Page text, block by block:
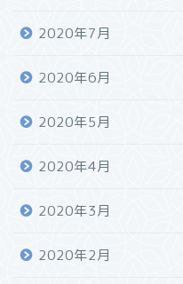
2020年7月
2020年6月
2020年5月
2020年4月
2020年3月
2020年2月